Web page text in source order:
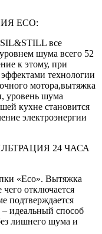
ЕСО:
SIL&STILL все
шума всего 52
к этому, при
технологии
мотора,вытяжка
уровень шума
кухне становится
электроэнергии
24 ЧАСА
«Есо». Вытяжка
отключается
подтверждается
идеальный способ
лишнего шума и